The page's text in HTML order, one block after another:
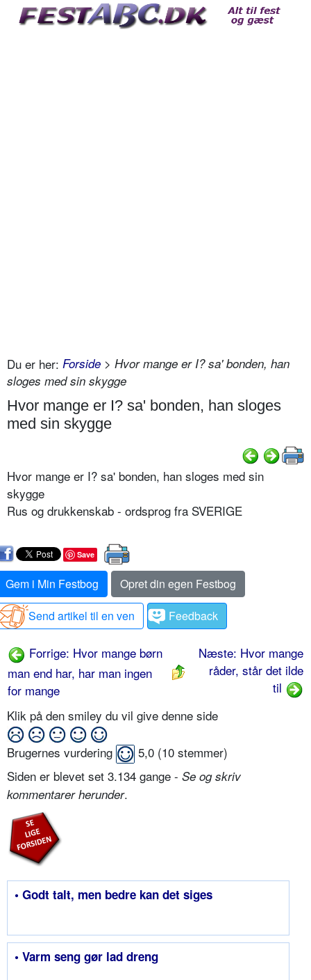
Du er her: Forside > Hvor mange er I? sa' bonden, han
sloges med sin skygge
Hvor mange er I? sa' bonden, han sloges
med sin skygge
Hvor mange er I? sa' bonden, han sloges med sin
skygge
Rus og drukkenskab - ordsprog fra SVERIGE
Save
Gem i Min Festbog
Opret din egen Festbog
Send artikel til en ven
Feedback
Forrige: Hvor mange børn
man end har, har man ingen
for mange
Næste: Hvor mange
råder, står det ilde
til
Klik på den smiley du vil give denne side
Brugernes vurdering 5,0 (10 stemmer)
Siden er blevet set 3.134 gange - Se og skriv
kommentarer herunder.
• Godt talt, men bedre kan det siges
• Varm seng gør lad dreng